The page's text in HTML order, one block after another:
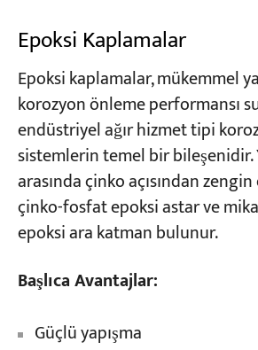
Epoksi Kaplamalar
Epoksi kaplamalar, mükemmel
korozyon önleme performansı
endüstriyel ağır hizmet tipi
sistemlerin temel bir bileşenidir.
arasında çinko açısından
çinko-fosfat epoksi astar ve
epoksi ara katman bulunur.
Başlıca Avantajlar:
Güçlü yapışma